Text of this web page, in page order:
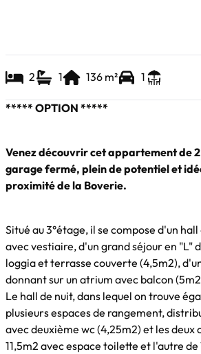
2 1 136m² 1
***** OPTION *****
Venez découvrir cet appartement de
garage fermé, plein de potentiel et
proximité de la Boverie.
Situé au 3°étage, il se compose d'un
avec vestiaire, d'un grand séjour en "L"
loggia et terrasse couverte (4,5m2),
donnant sur un atrium avec balcon
Le hall de nuit, dans lequel on trouve
plusieurs espaces de rangement,
avec deuxième wc (4,25m2) et les deux
11,5m2 avec espace toilette et l'autre